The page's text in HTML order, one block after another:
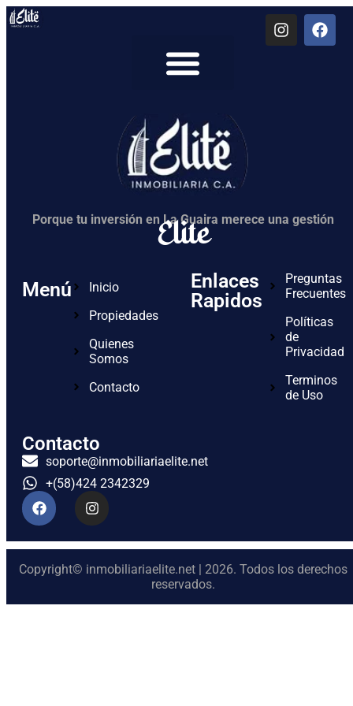
Porque tu inversión en La Guaira merece una gestión
Elite
Menú
Inicio
Propiedades
Quienes
Somos
Contacto
Enlaces
Rapidos
Preguntas
Frecuentes
Políticas
de
Privacidad
Terminos
de Uso
Contacto
soporte@inmobiliariaelite.net
+(58)424 2342329
Copyright© inmobiliariaelite.net | 2026. Todos los derechos
reservados.